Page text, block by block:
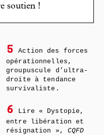
soutien !
5
Action des forces
opérationnelles,
groupuscule d’ultra-
droite à tendance
survivaliste.
6
Lire « Dystopie,
entre libération et
résignation », CQFD